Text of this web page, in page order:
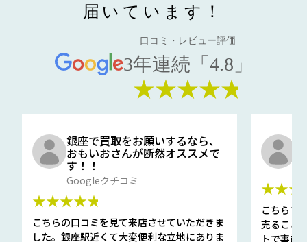
届いています！
口コミ・レビュー評価
3年連続「4.8」
★★★★★
銀座で買取をお願いするなら、
おもいおさんが断然オススメで
す！！
Googleクチコミ
★★★★★
こちらの口コミを見て来店させていただきま
した。銀座駅近くて大変便利な立地にありま
こちらで
売ること
トで事前